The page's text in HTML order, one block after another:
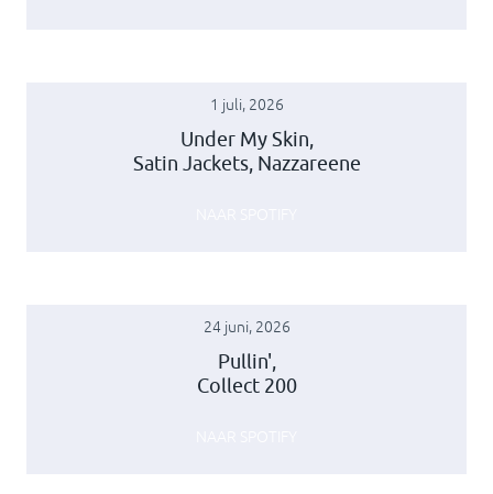
1 juli, 2026
Under My Skin,
Satin Jackets, Nazzareene
24 juni, 2026
Pullin',
Collect 200